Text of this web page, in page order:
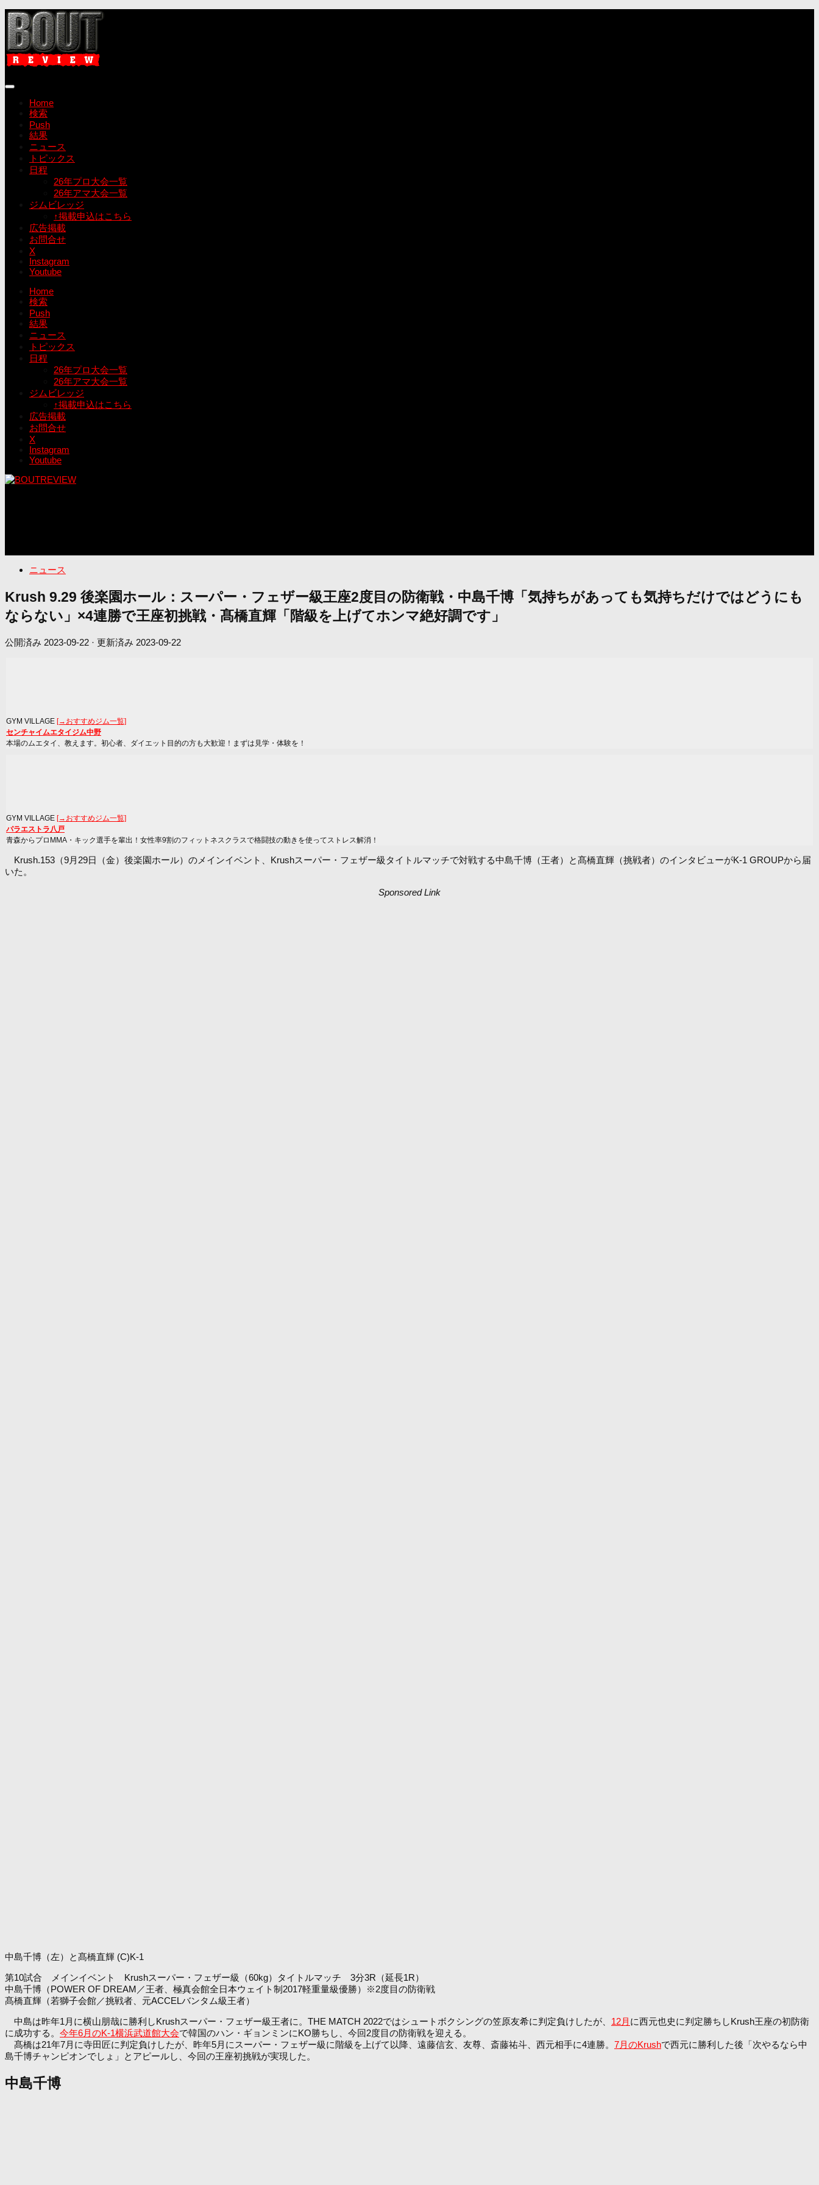
コ
ン
テ
ン
ツ
ス
Home
検索
Push
結果
ニュース
トピックス
日程
26年プロ大会一覧
26年アマ大会一覧
ジムビレッジ
↑掲載申込はこちら
広告掲載
お問合せ
X
Instagram
Youtube
Home
検索
Push
結果
ニュース
トピックス
日程
26年プロ大会一覧
26年アマ大会一覧
ジムビレッジ
↑掲載申込はこちら
広告掲載
お問合せ
X
Instagram
Youtube
ニュース
Krush 9.29 後楽園ホール：スーパー・フェザー級王座2度目の防衛戦・中島千博「気持ちがあっても気持ちだけではどうにも
ならない」×4連勝で王座初挑戦・髙橋直輝「階級を上げてホンマ絶好調です」
公開済み 2023-09-22 · 更新済み 2023-09-22
GYM VILLAGE [→おすすめジム一覧]
センチャイムエタイジム中野
本場のムエタイ、教えます。初心者、ダイエット目的の方も大歓迎！まずは見学・体験を！
GYM VILLAGE [→おすすめジム一覧]
パラエストラ八戸
青森からプロMMA・キック選手を輩出！女性率9割のフィットネスクラスで格闘技の動きを使ってストレス解消！
Krush.153（9月29日（金）後楽園ホール）のメインイベント、Krushスーパー・フェザー級タイトルマッチで対戦する中島千博（王者）と髙橋直輝（挑戦者）のインタビューがK-1 GROUPから届
いた。
Sponsored Link
中島千博（左）と髙橋直輝 (C)K-1
第10試合 メインイベント Krushスーパー・フェザー級（60kg）タイトルマッチ 3分3R（延長1R）
中島千博（POWER OF DREAM／王者、極真会館全日本ウェイト制2017軽重量級優勝）※2度目の防衛戦
髙橋直輝（若獅子会館／挑戦者、元ACCELバンタム級王者）
中島は昨年1月に横山朋哉に勝利しKrushスーパー・フェザー級王者に。THE MATCH 2022ではシュートボクシングの笠原友希に判定負けしたが、 12月 に西元也史に判定勝ちしKrush王座の初防衛
に成功する。 今年6月のK-1横浜武道館大会で韓国のハン・ギョンミンにKO勝ちし、今回2度目の防衛戦を迎える。
髙橋は21年7月に寺田匠に判定負けしたが、昨年5月にスーパー・フェザー級に階級を上げて以降、遠藤信玄、友尊、斎藤祐斗、西元相手に4連勝。 7月のKrushで西元に勝利した後「次やるなら中
島千博チャンピオンでしょ」とアピールし、今回の王座初挑戦が実現した。
中島千博